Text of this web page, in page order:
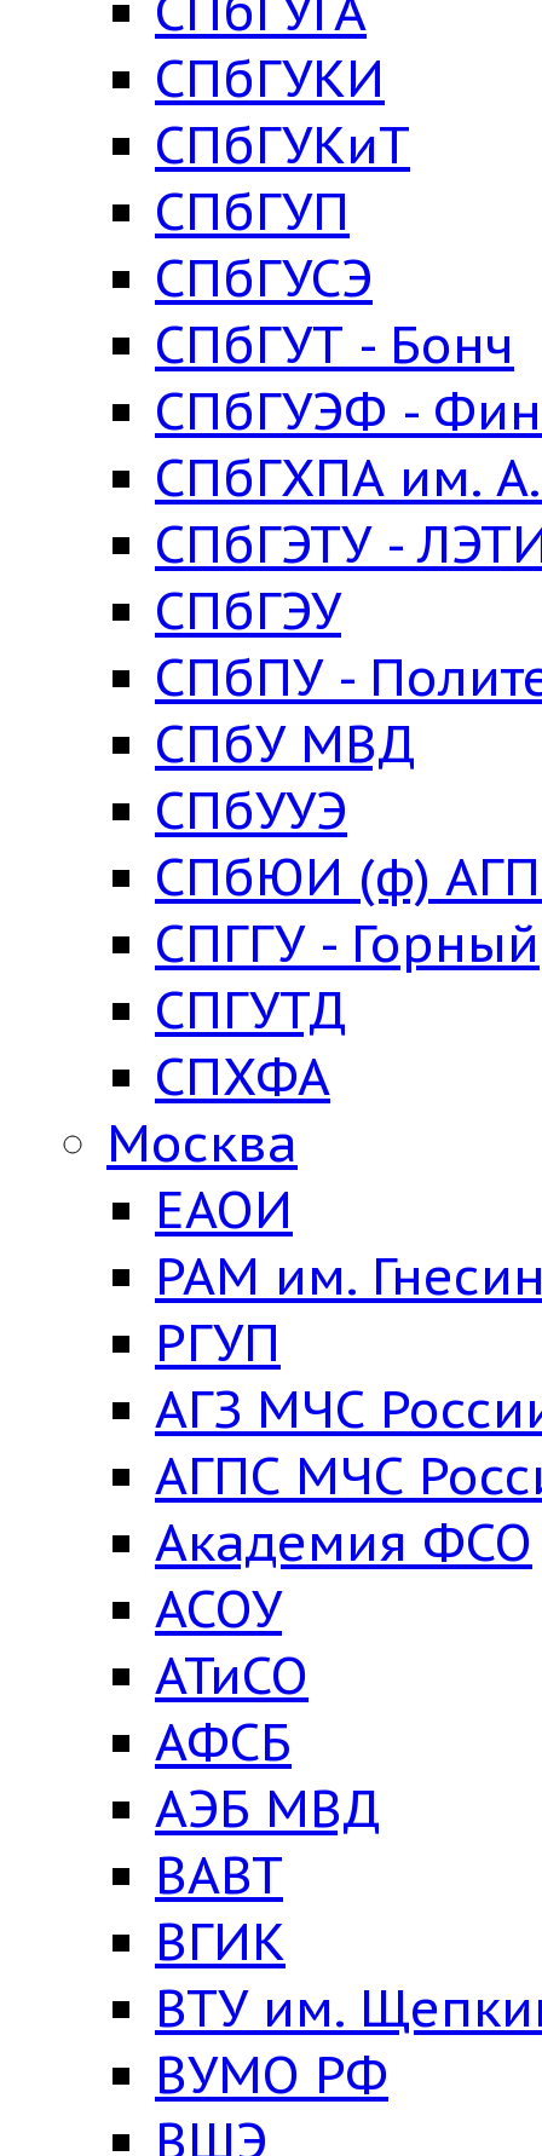
СПбГУКИ
СПбГУКиТ
СПбГУП
СПбГУСЭ
СПбГУТ - Бонч
СПбГУЭФ -
СПбГХПА им.
СПбГЭТУ -
СПбГЭУ
СПбПУ -
СПбУ МВД
СПбУУЭ
СПбЮИ (ф)
СПГГУ - Горный
СПГУТД
СПХФА
Москва
ЕАОИ
РАМ им.
РГУП
АГЗ МЧС
АГПС МЧС
Академия ФСО
АСОУ
АТиСО
АФСБ
АЭБ МВД
ВАВТ
ВГИК
ВТУ им.
ВУМО РФ
ВШЭ